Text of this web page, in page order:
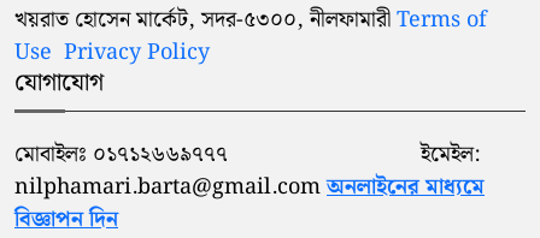
খয়রাত হোসেন মার্কেট, সদর-৫৩০০, নীলফামারীTerms of
Use Privacy Policy
যোগাযোগ
মোবাইলঃ ০১৭১২৬৬৯৭৭৭ ইমেইল:
nilphamari.barta@gmail.comঅনলাইনের মাধ্যমে
বিজ্ঞাপন দিন